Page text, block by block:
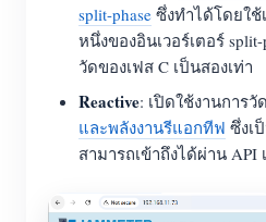
split-phase ซึ่งทำได้โดยใช้
หนึ่งของอินเวอร์เตอร์
วัดของเฟส C เป็นสองเท่า
Reactive: เปิดใช้งานการวัด
และพลังงานรีแอกทีฟ ซึ่งเ
สามารถเข้าถึงได้ผ่าน API